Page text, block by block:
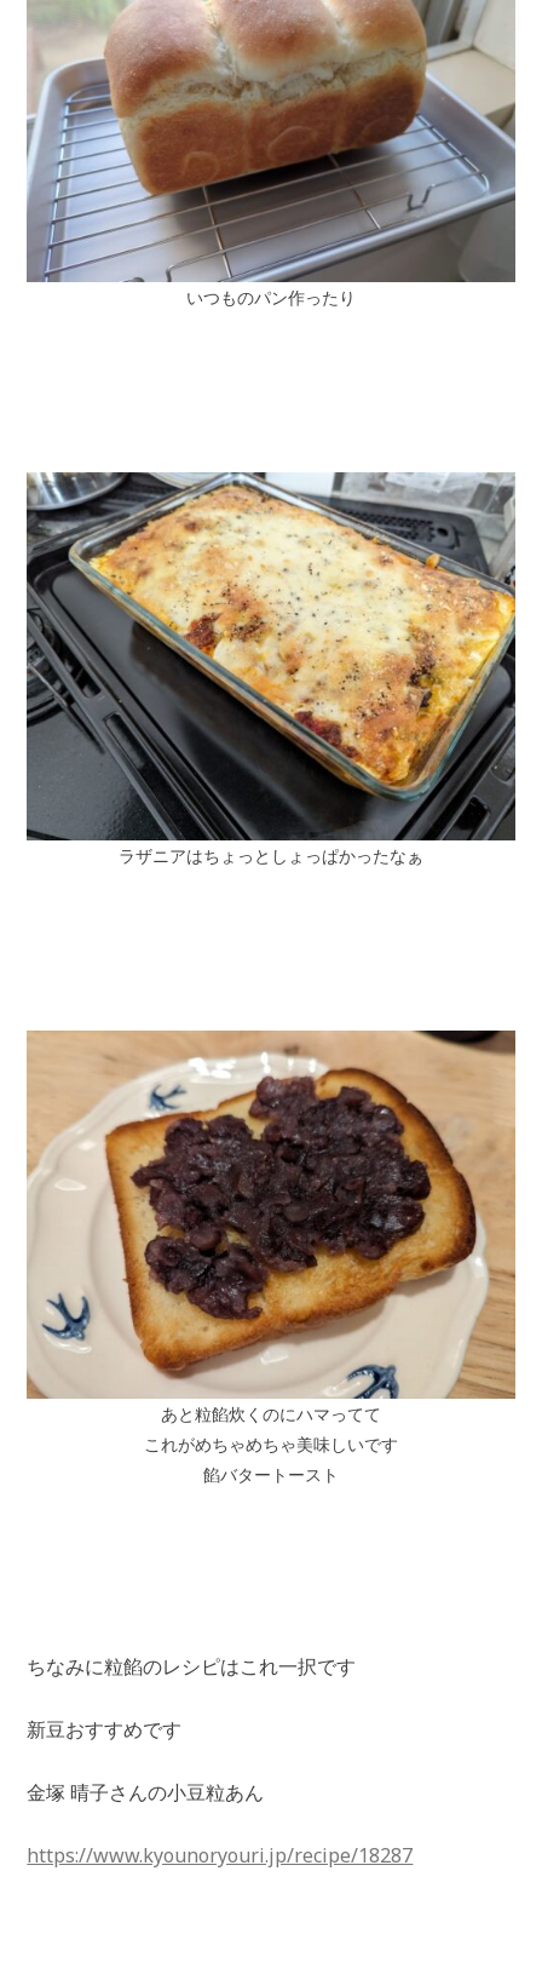
いつものパン作ったり
ラザニアはちょっとしょっぱかったなぁ
あと粒餡炊くのにハマってて
これがめちゃめちゃ美味しいです
餡バタートースト
ちなみに粒餡のレシピはこれ一択です
新豆おすすめです
金塚 晴子さんの小豆粒あん
https://www.kyounoryouri.jp/recipe/18287